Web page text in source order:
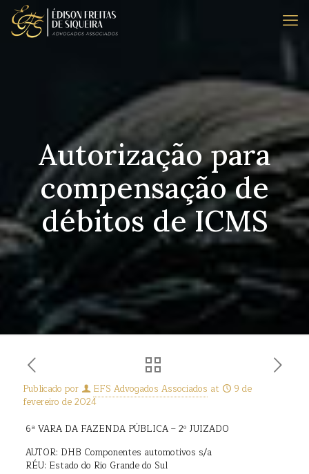
Autorização para
compensação de
débitos de ICMS
Publicado por EFS Advogados Associados at
9 de
fevereiro de 2024
6ª VARA DA FAZENDA PÚBLICA – 2º JUIZADO
AUTOR: DHB Componentes automotivos s/a
RÉU: Estado do Rio Grande do Sul